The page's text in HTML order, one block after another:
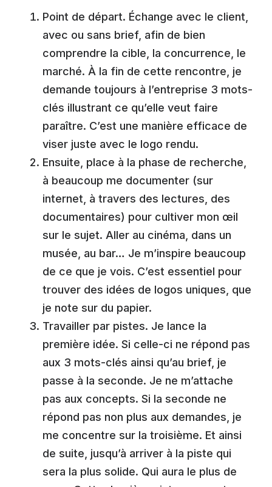
Point de départ. Échange avec le client,
avec ou sans brief, afin de bien
comprendre la cible, la concurrence, le
marché. À la fin de cette rencontre, je
demande toujours à l’entreprise 3 mots-
clés illustrant ce qu’elle veut faire
paraître. C’est une manière efficace de
viser juste avec le logo rendu.
Ensuite, place à la phase de recherche,
à beaucoup me documenter (sur
internet, à travers des lectures, des
documentaires) pour cultiver mon œil
sur le sujet. Aller au cinéma, dans un
musée, au bar… Je m’inspire beaucoup
de ce que je vois. C’est essentiel pour
trouver des idées de logos uniques, que
je note sur du papier.
Travailler par pistes. Je lance la
première idée. Si celle-ci ne répond pas
aux 3 mots-clés ainsi qu’au brief, je
passe à la seconde. Je ne m’attache
pas aux concepts. Si la seconde ne
répond pas non plus aux demandes, je
me concentre sur la troisième. Et ainsi
de suite, jusqu’à arriver à la piste qui
sera la plus solide. Qui aura le plus de